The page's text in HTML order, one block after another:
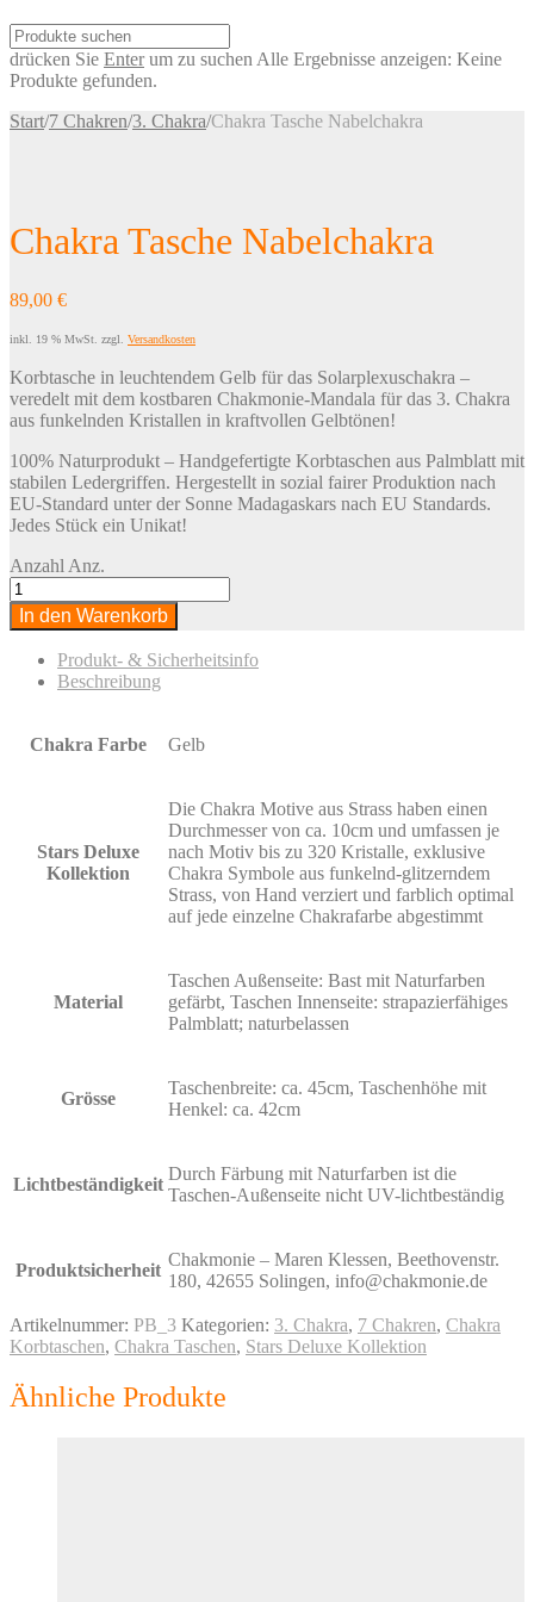
drücken Sie Enterum zu suchen Alle Ergebnisse anzeigen: Keine
Produkte gefunden.
Start/7 Chakren/3. Chakra/Chakra Tasche Nabelchakra
Chakra Tasche Nabelchakra
89,00 €
inkl. 19 % MwSt. zzgl. Versandkosten
Korbtasche in leuchtendem Gelb für das Solarplexuschakra –
veredelt mit dem kostbaren Chakmonie-Mandala für das 3. Chakra
aus funkelnden Kristallen in kraftvollen Gelbtönen!
100% Naturprodukt – Handgefertigte Korbtaschen aus Palmblatt mit
stabilen Ledergriffen. Hergestellt in sozial fairer Produktion nach
EU-Standard unter der Sonne Madagaskars nach EU Standards.
Jedes Stück ein Unikat!
Anzahl Anz.
In den Warenkorb
Produkt- & Sicherheitsinfo
Beschreibung
Chakra Farbe Gelb
Stars Deluxe
Kollektion
Die Chakra Motive aus Strass haben einen
Durchmesser von ca. 10cm und umfassen je
nach Motiv bis zu 320 Kristalle, exklusive
Chakra Symbole aus funkelnd-glitzerndem
Strass, von Hand verziert und farblich optimal
auf jede einzelne Chakrafarbe abgestimmt
Material
Taschen Außenseite: Bast mit Naturfarben
gefärbt, Taschen Innenseite: strapazierfähiges
Palmblatt; naturbelassen
Grösse
Taschenbreite: ca. 45cm, Taschenhöhe mit
Henkel: ca. 42cm
Lichtbeständigkeit
Durch Färbung mit Naturfarben ist die
Taschen-Außenseite nicht UV-lichtbeständig
Produktsicherheit
Chakmonie – Maren Klessen, Beethovenstr.
180, 42655 Solingen, info@chakmonie.de
Artikelnummer: PB_3 Kategorien: 3. Chakra, 7 Chakren, Chakra
Korbtaschen, Chakra Taschen, Stars Deluxe Kollektion
Ähnliche Produkte